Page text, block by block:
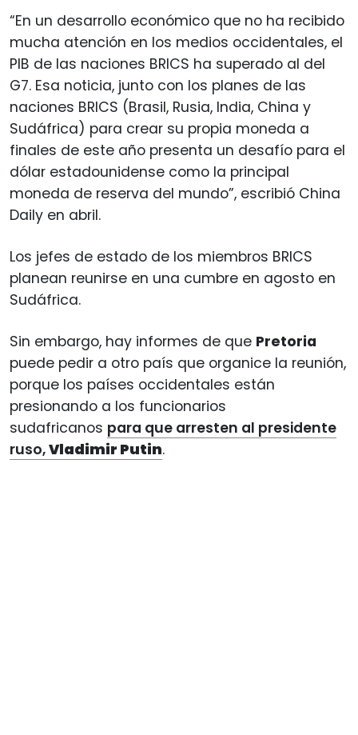
“En un desarrollo económico que no ha recibido
mucha atención en los medios occidentales, el
PIB de las naciones BRICS ha superado al del
G7. Esa noticia, junto con los planes de las
naciones BRICS (Brasil, Rusia, India, China y
Sudáfrica) para crear su propia moneda a
finales de este año presenta un desafío para el
dólar estadounidense como la principal
moneda de reserva del mundo”, escribió China
Daily en abril.
Los jefes de estado de los miembros BRICS
planean reunirse en una cumbre en agosto en
Sudáfrica.
Sin embargo, hay informes de que Pretoria
puede pedir a otro país que organice la reunión,
porque los países occidentales están
presionando a los funcionarios
sudafricanos para que arresten al presidente
ruso,Vladimir Putin.